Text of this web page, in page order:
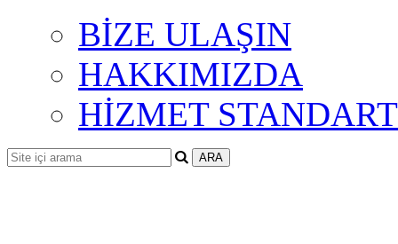
BİZE ULAŞIN
HAKKIMIZDA
HİZMET